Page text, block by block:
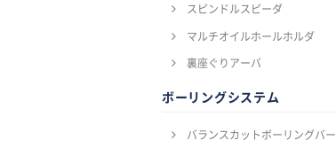
スピンドルスピーダ
マルチオイルホールホルダ
裏座ぐりアーバ
ボーリングシステム
バランスカットボーリングバー